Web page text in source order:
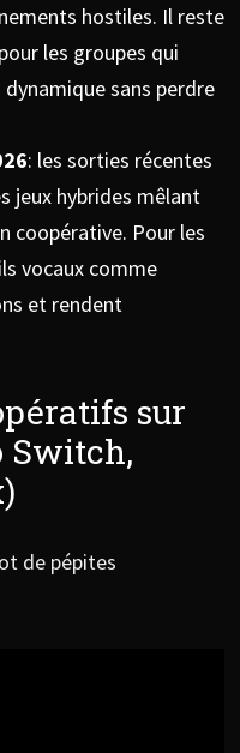
hostiles. Il reste
les groupes qui
sans perdre
: les sorties récentes
jeux hybrides mêlant
coopérative. Pour les
vocaux comme
et rendent
sur
Switch,
de pépites